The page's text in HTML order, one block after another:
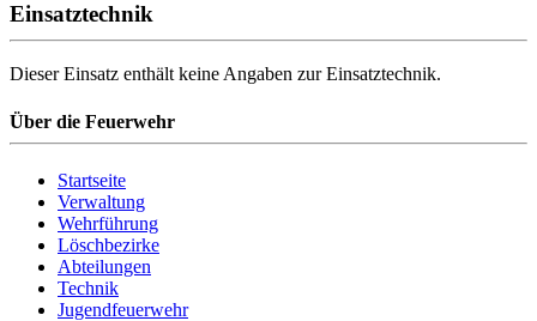
Einsatztechnik
Dieser Einsatz enthält keine Angaben zur Einsatztechnik.
Über die Feuerwehr
Startseite
Verwaltung
Wehrführung
Löschbezirke
Abteilungen
Technik
Jugendfeuerwehr